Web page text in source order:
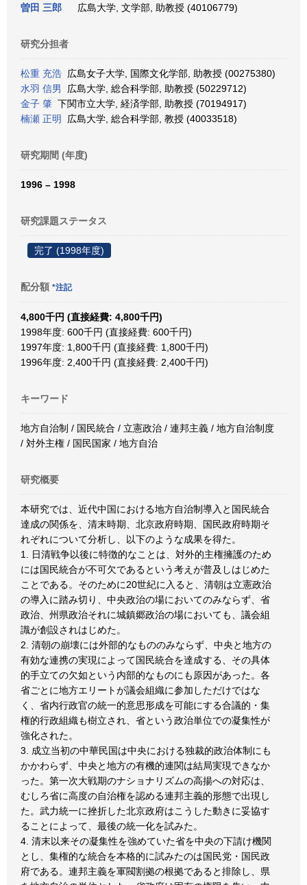
曽田 三郎 広島大学, 文学部, 助教授 (40106779)
研究分担者
松重 充浩 広島女子大学, 国際文化学部, 助教授 (00275380)
水羽 信男
広島大学, 総合科学部, 助教授 (50229712)
金子 肇 下関市立大学, 経済学部, 助教授 (70194917)
楠瀬 正明
広島大学, 総合科学部, 教授 (40033518)
研究期間 (年度)
1996 – 1998
研究課題ステータス
完了 (1998年度)
配分額 *注記
4,800千円 (直接経費: 4,800千円)
1998年度: 600千円 (直接経費: 600千円)
1997年度: 1,800千円 (直接経費: 1,800千円)
1996年度: 2,400千円 (直接経費: 2,400千円)
キーワード
地方自治制 / 国民統合 / 立憲政治 / 連邦主義 / 地方自治制度
/ 対外主権 / 国民国家 / 地方自治
研究概要
本研究では、近代中国における地方自治制導入と国民統合
達成の関係を、清末時期、北京政府時期、国民政府時期そ
れぞれについて分析し、以下のような成果を得た。
1. 日清戦争以後に特徴的なことは、対外的主権擁護のため
には国民統合が不可欠であるという考えが普及しはじめた
ことである。そのために20世紀に入ると、清朝は立憲政治
の導入に踏み切り、中央政治の場においてのみならず、省
政治、州県政治それに城鎮郷政治の場においても、議会組
識が創設されはじめた。
2. 清朝の崩壊には外部的なもののみならず、中央と地方の
有効な連携の実現によって国民統合を達成する、その具体
的手立ての欠如という内部的なものにも原因があった。各
省ごとに地方エリートが議会組織に参加しただけではな
く、省内行政官の統一的意思形成を可能にする合議的・集
権的行政組織も樹立され、省という政治単位での凝集性が
強化された。
3. 成立当初の中華民国は中央における独裁的政治体制にも
かかわらず、中央と地方の有機的連関は結局実現できなか
った。第一次大戦期のナショナリズムの高揚への対応は、
むしろ省に高度の自治権を認める連邦主義的形態で出現し
た。武力統一に挫折した北京政府はこうした動きに妥協す
ることによって、最後の統一化を試みた。
4. 清末以来その凝集性を強めていた省を中央の下請け機関
とし、集権的な統合を本格的に試みたのは国民党・国民政
府である。連邦主義を軍閥割拠の根拠であると排除し、県